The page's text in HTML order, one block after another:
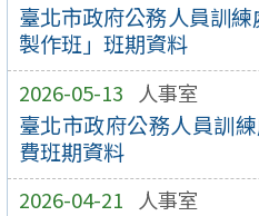
臺北市政府公務人員訓
製作班」班期資料
2026-05-13 人事室
臺北市政府公務人員訓
費班期資料
2026-04-21 人事室